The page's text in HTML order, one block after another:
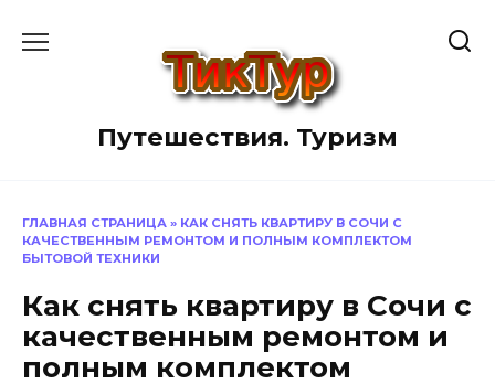
Путешествия. Туризм
ГЛАВНАЯ СТРАНИЦА » КАК СНЯТЬ КВАРТИРУ В СОЧИ С
КАЧЕСТВЕННЫМ РЕМОНТОМ И ПОЛНЫМ КОМПЛЕКТОМ
БЫТОВОЙ ТЕХНИКИ
Как снять квартиру в Сочи с
качественным ремонтом и
полным комплектом